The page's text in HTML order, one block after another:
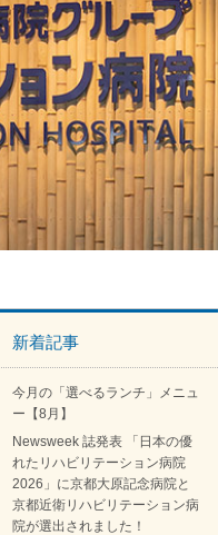
新着記事
今月の「選べるランチ」メニュ
ー【8月】
Newsweek 誌発表 「日本の優
れたリハビリテーション病院
2026」に京都大原記念病院と
京都近衛リハビリテーション病
院が選出されました！